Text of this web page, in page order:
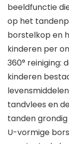
beeldfunctie
op het
borstelkop en
kinderen per
360° reiniging:
kinderen
tandvlees en
tanden
U-vormige